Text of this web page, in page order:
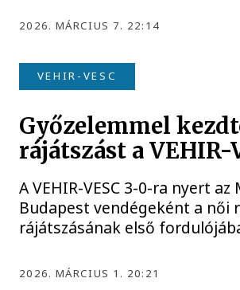
2026. MÁRCIUS 7. 22:14
VEHIR-VESC
Győzelemmel
rájátszást a VEHIR-
A VEHIR-VESC 3-0-ra nyert az
Budapest vendégeként a női
rájátszásának első
2026. MÁRCIUS 1. 20:21